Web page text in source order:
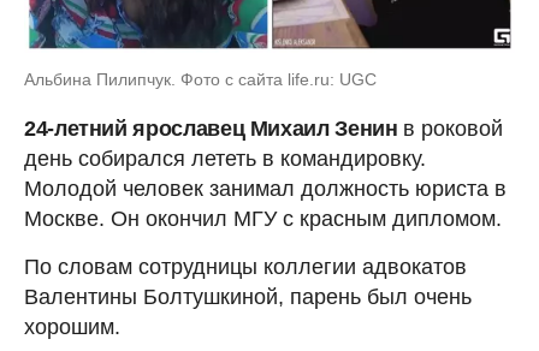
Альбина Пилипчук. Фото с сайта life.ru: UGC
24-летний ярославец Михаил Зенин в роковой
день собирался лететь в командировку.
Молодой человек занимал должность юриста в
Москве. Он окончил МГУ с красным дипломом.
По словам сотрудницы коллегии адвокатов
Валентины Болтушкиной, парень был очень
хорошим.